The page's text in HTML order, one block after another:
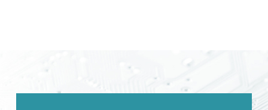
電源電圧変動試験器・その他試験器